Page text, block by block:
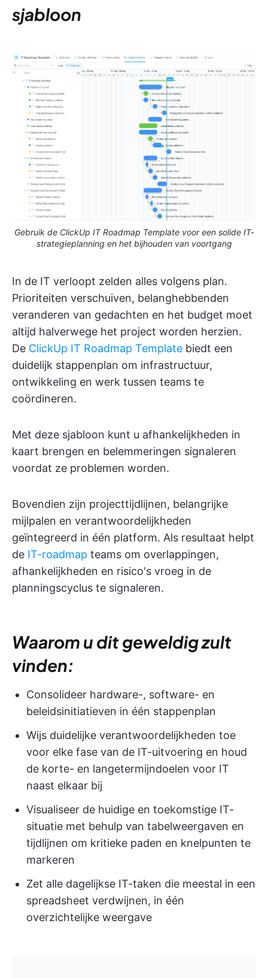
sjabloon
Gebruik de ClickUp IT Roadmap Template voor een solide IT-
strategieplanning en het bijhouden van voortgang
In de IT verloopt zelden alles volgens plan.
Prioriteiten verschuiven, belanghebbenden
veranderen van gedachten en het budget moet
altijd halverwege het project worden herzien.
De ClickUp IT Roadmap Template biedt een
duidelijk stappenplan om infrastructuur,
ontwikkeling en werk tussen teams te
coördineren.
Met deze sjabloon kunt u afhankelijkheden in
kaart brengen en belemmeringen signaleren
voordat ze problemen worden.
Bovendien zijn projecttijdlijnen, belangrijke
mijlpalen en verantwoordelijkheden
geïntegreerd in één platform. Als resultaat helpt
de IT-roadmap teams om overlappingen,
afhankelijkheden en risico's vroeg in de
planningscyclus te signaleren.
Waarom u dit geweldig zult
vinden:
Consolideer hardware-, software- en
beleidsinitiatieven in één stappenplan
Wijs duidelijke verantwoordelijkheden toe
voor elke fase van de IT-uitvoering en houd
de korte- en langetermijndoelen voor IT
naast elkaar bij
Visualiseer de huidige en toekomstige IT-
situatie met behulp van tabelweergaven en
tijdlijnen om kritieke paden en knelpunten te
markeren
Zet alle dagelijkse IT-taken die meestal in een
spreadsheet verdwijnen, in één
overzichtelijke weergave